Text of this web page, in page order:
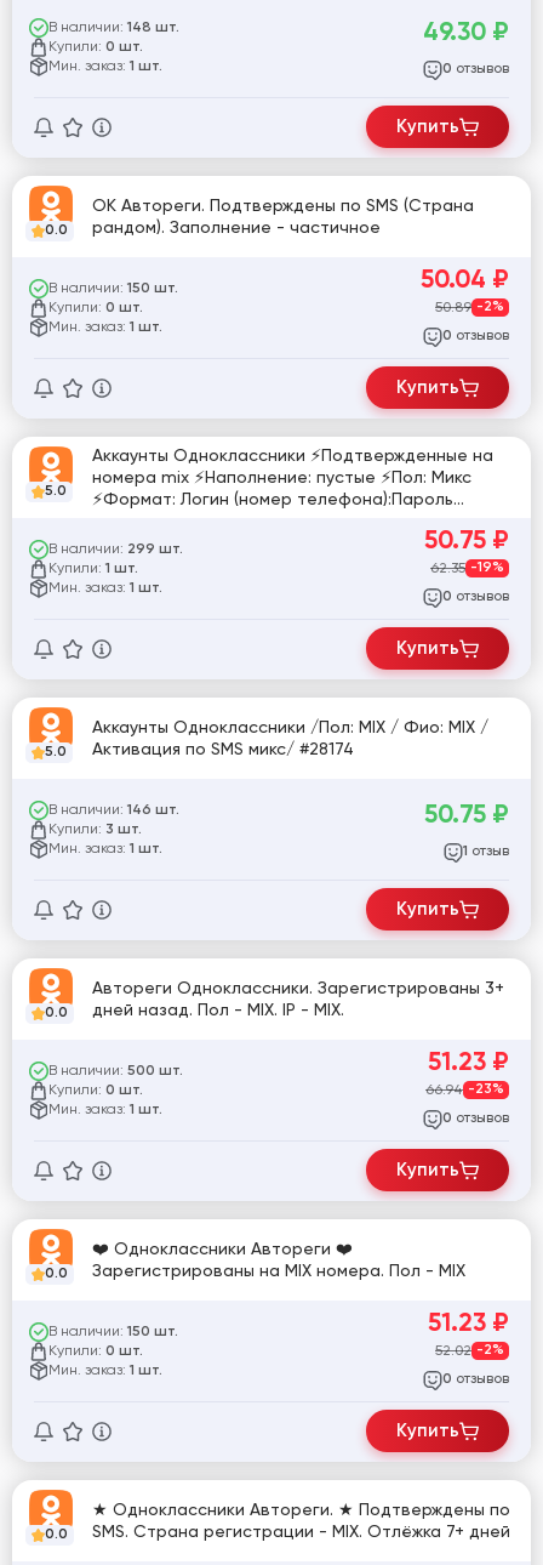
В наличии: 148 шт.
Купили: 0 шт.
Мин. заказ: 1 шт.
49.30 ₽
0 отзывов
Купить
0.0
OK Автореги. Подтверждены по SMS (Страна
рандом). Заполнение - частичное
В наличии: 150 шт.
Купили: 0 шт.
Мин. заказ: 1 шт.
50.04 ₽
50.89 -2%
0 отзывов
Купить
5.0
Аккаунты Одноклассники ⚡Подтвержденные на
номера mix ⚡Наполнение: пустые ⚡Пол: Микс
⚡Формат: Логин (номер телефона):Пароль
В наличии: 299 шт.
Купили: 1 шт.
Мин. заказ: 1 шт.
50.75 ₽
62.35 -19%
0 отзывов
Купить
5.0
Аккаунты Одноклассники /Пол: MIX / Фио: MIX /
Активация по SMS микс/ #28174
В наличии: 146 шт.
Купили: 3 шт.
Мин. заказ: 1 шт.
50.75 ₽
1 отзыв
Купить
0.0
Автореги Одноклассники. Зарегистрированы 3+
дней назад. Пол - MIX. IP - MIX.
В наличии: 500 шт.
Купили: 0 шт.
Мин. заказ: 1 шт.
51.23 ₽
66.94 -23%
0 отзывов
Купить
0.0
❤️ Одноклассники Автореги ❤️
Зарегистрированы на MIX номера. Пол - MIX
В наличии: 150 шт.
Купили: 0 шт.
Мин. заказ: 1 шт.
51.23 ₽
52.02 -2%
0 отзывов
Купить
0.0
★ Одноклассники Автореги. ★ Подтверждены по
SMS. Страна регистрации - MIX. Отлёжка 7+ дней